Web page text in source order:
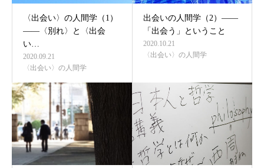
〈出会い〉の人間学（1）
――〈別れ〉と〈出会
い…
2020.09.21
〈出会い〉の人間学
出会いの人間学（2）――
「出会う」ということ
2020.10.21
〈出会い〉の人間学